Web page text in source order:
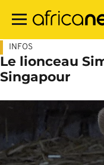
contenu
INFOS
Le lionceau
Singapour